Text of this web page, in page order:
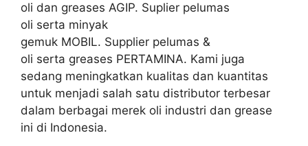
oli dan greases AGIP. Suplier pelumas
oli serta minyak
gemuk MOBIL. Supplier pelumas &
oli serta greases PERTAMINA. Kami juga
sedang meningkatkan kualitas dan kuantitas
untuk menjadi salah satu distributor terbesar
dalam berbagai merek oli industri dan grease
ini di Indonesia.